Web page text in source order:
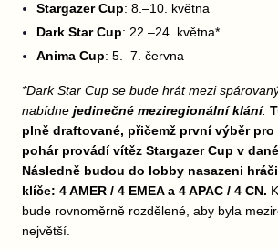
Stargazer Cup: 8.–10. května
Dark Star Cup: 22.–24. května*
Anima Cup: 5.–7. června
*Dark Star Cup se bude hrát mezi
nabídne jedinečné meziregionální klání.
plně draftované, přičemž první výběr
pohár provádí vítěz Stargazer Cup v
Následně budou do lobby nasazeni
klíče: 4 AMER / 4 EMEA a 4 APAC / 4 CN.
bude rovnoměrně rozdělené, aby byla
největší.